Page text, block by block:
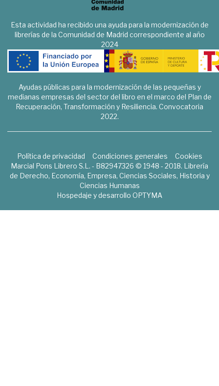
Esta actividad ha recibido una ayuda para la modernización de
librerías de la Comunidad de Madrid correspondiente al año
2024
Ayudas públicas para la modernización de las pequeñas y
medianas empresas del sector del libro en el marco del Plan de
Recuperación, Transformación y Resiliencia. Convocatoria
2022.
Política de privacidad Condiciones generales
Cookies
Marcial Pons Librero S.L. - B82947326 © 1948 - 2018. Librería
de Derecho, Economía, Empresa, Ciencias Sociales, Historia y
Ciencias Humanas
Hospedaje y desarrollo OPTYMA